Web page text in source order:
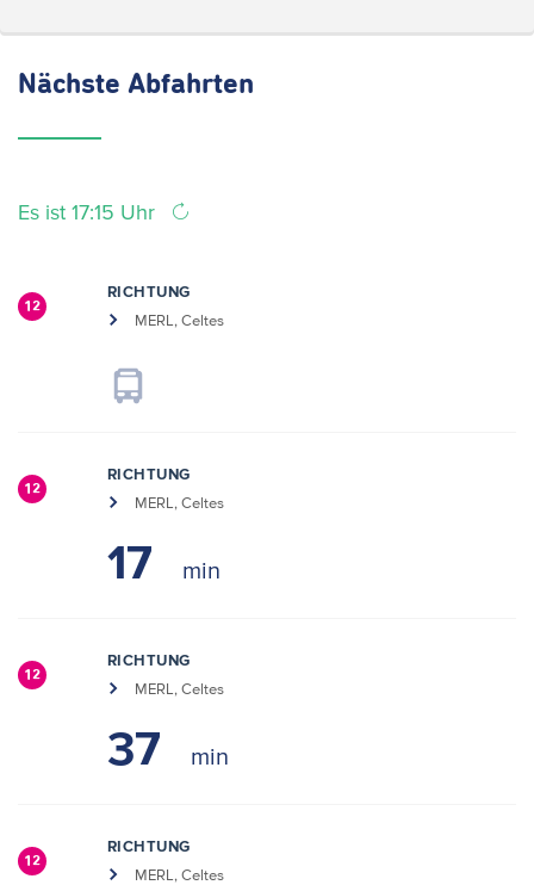
Nächste Abfahrten
Es ist 17:15 Uhr
12
RICHTUNG
MERL, Celtes
12
RICHTUNG
MERL, Celtes
17
12
RICHTUNG
MERL, Celtes
37
12
RICHTUNG
MERL, Celtes